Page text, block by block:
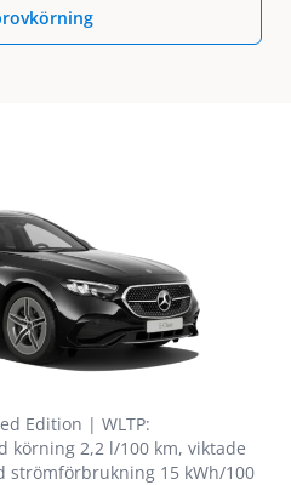
Edition | WLTP:
körning 2,2 l/100 km, viktade
strömförbrukning 15 kWh/100